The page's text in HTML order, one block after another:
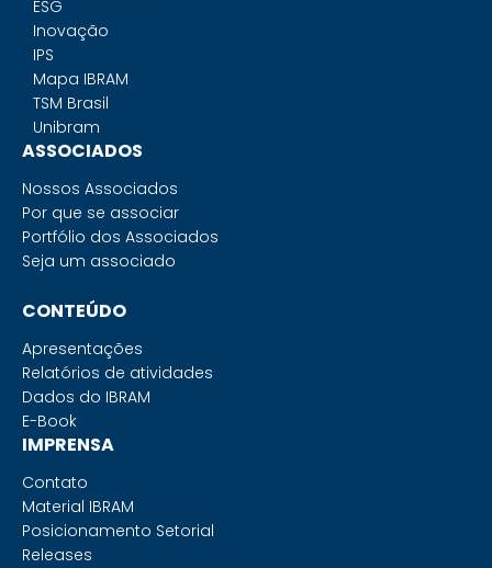
ESG
Inovação
IPS
Mapa IBRAM
TSM Brasil
Unibram
ASSOCIADOS
Nossos Associados
Por que se associar
Portfólio dos Associados
Seja um associado
CONTEÚDO
Apresentações
Relatórios de atividades
Dados do IBRAM
E-Book
IMPRENSA
Contato
Material IBRAM
Posicionamento Setorial
Releases